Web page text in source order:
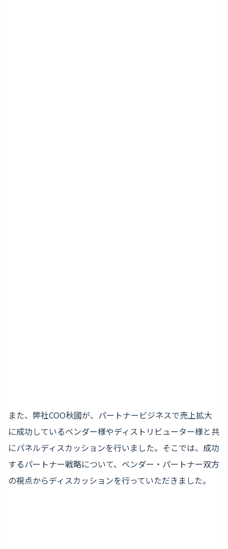
また、弊社COO秋國が、パートナービジネスで売上拡大
に成功しているベンダー様やディストリビューター様と共
にパネルディスカッションを行いました。そこでは、成功
するパートナー戦略について、ベンダー・パートナー双方
の視点からディスカッションを行っていただきました。